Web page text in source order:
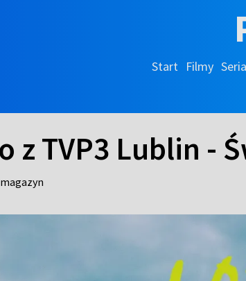
Start Filmy
z TVP3 Lublin -
magazyn